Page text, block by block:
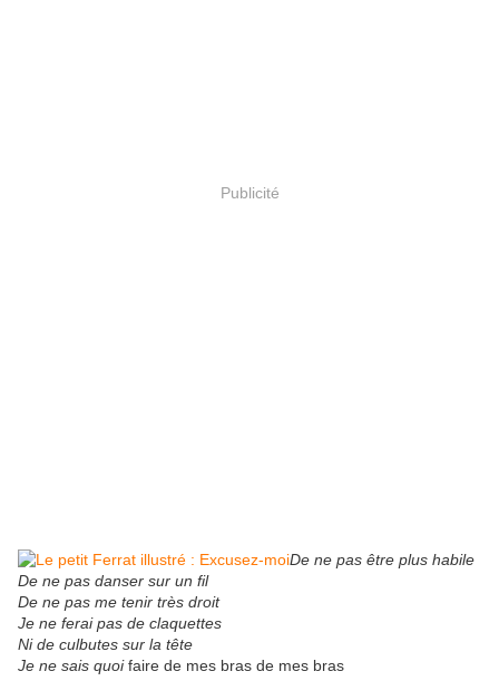
Publicité
De ne pas être plus habile
De ne pas danser sur un fil
De ne pas me tenir très droit
Je ne ferai pas de claquettes
Ni de culbutes sur la tête
Je ne sais quoifaire de mes bras de mes bras